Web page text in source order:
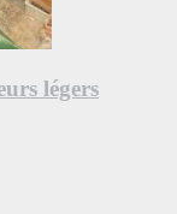
légers